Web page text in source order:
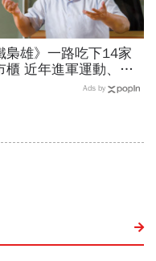
梟雄》一路吃下14家
櫃 近年進軍運動、遊
台鋼謝裕民「創意」
Ads by